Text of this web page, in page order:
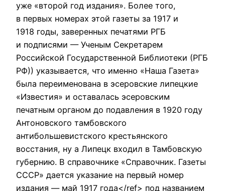
уже «второй год издания». Более того,
в первых номерах этой газеты за 1917 и
1918 годы, заверенных печатями РГБ
и подписями — Ученым Секретарем
Российской Государственной Библиотеки (РГБ
РФ)) указывается, что именно «Наша Газета»
была переименована в эсеровские липецкие
«Известия» и оставалась эсеровским
печатным органом до подавления в 1920 году
Антоновского тамбовского
антибольшевистского крестьянского
восстания, ну а Липецк входил в Тамбовскую
губернию. В справочнике «Справочник. Газеты
СССР» дается указание на первый номер
издания — май 1917 года</ref> под названием